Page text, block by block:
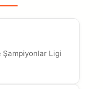
Şampiyonlar Ligi